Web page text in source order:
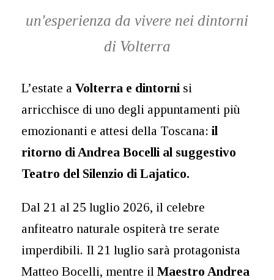
un'esperienza da vivere nei dintorni
di Volterra
L’estate a Volterra e dintorni si
arricchisce di uno degli appuntamenti più
emozionanti e attesi della Toscana: il
ritorno di Andrea Bocelli al suggestivo
Teatro del Silenzio di Lajatico.
Dal 21 al 25 luglio 2026, il celebre
anfiteatro naturale ospiterà tre serate
imperdibili. Il 21 luglio sarà protagonista
Matteo Bocelli, mentre il Maestro Andrea